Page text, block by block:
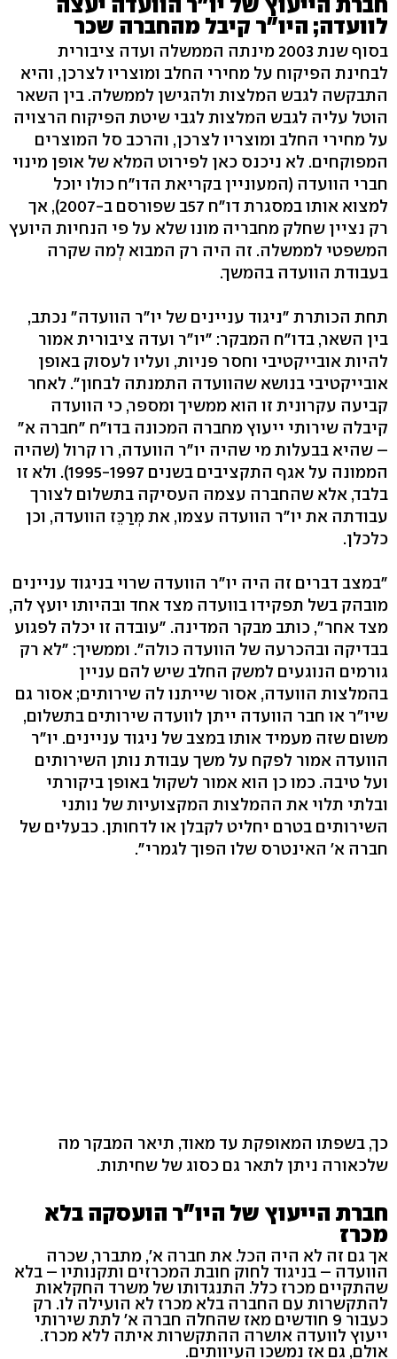
לוועדה; היו"ר קיבל מהחברה שכר
בסוף שנת 2003 מינתה הממשלה ועדה ציבורית
לבחינת הפיקוח על מחירי החלב ומוצריו לצרכן, והיא
התבקשה לגבש המלצות ולהגישן לממשלה. בין השאר
הוטל עליה לגבש המלצות לגבי שיטת הפיקוח הרצויה
על מחירי החלב ומוצריו לצרכן, והרכב סל המוצרים
המפוקחים. לא ניכנס כאן לפירוט המלא של אופן מינוי
חברי הוועדה (המעוניין בקריאת הדו"ח כולו יוכל
למצוא אותו במסגרת דו"ח 57ב שפורסם ב-2007), אך
רק נציין שחלק מחבריה מונו שלא על פי הנחיות היועץ
המשפטי לממשלה. זה היה רק המבוא לְמה שקרה
בעבודת הוועדה בהמשך.
תחת הכותרת "ניגוד עניינים של יו"ר הוועדה" נכתב,
בין השאר, בדו"ח המבקר: "יו"ר ועדה ציבורית אמור
להיות אובייקטיבי וחסר פניות, ועליו לעסוק באופן
אובייקטיבי בנושא שהוועדה התמנתה לבחון". לאחר
קביעה עקרונית זו הוא ממשיך ומספר, כי הוועדה
קיבלה שירותי ייעוץ מחברה המכונה בדו"ח "חברה א"
– שהיא בבעלות מי שהיה יו"ר הוועדה, רו קרול (שהיה
הממונה על אגף התקציבים בשנים 1995-1997). ולא זו
בלבד, אלא שהחברה עצמה העסיקה בתשלום לצורך
עבודתה את יו"ר הוועדה עצמו, את מְרַכֵּז הוועדה, וכן
כלכלן.
"במצב דברים זה היה יו"ר הוועדה שרוי בניגוד עניינים
מובהק בשל תפקידו בוועדה מצד אחד ובהיותו יועץ לה,
מצד אחר", כותב מבקר המדינה. "עובדה זו יכלה לפגוע
בבדיקה ובהכרעה של הוועדה כולה". וממשיך: "לא רק
גורמים הנוגעים למשק החלב שיש להם עניין
בהמלצות הוועדה, אסור שייתנו לה שירותים; אסור גם
שיו"ר או חבר הוועדה ייתן לוועדה שירותים בתשלום,
משום שזה מעמיד אותו במצב של ניגוד עניינים. יו"ר
הוועדה אמור לפקח על משך עבודת נותן השירותים
ועל טיבה. כמו כן הוא אמור לשקול באופן ביקורתי
ובלתי תלוי את ההמלצות המקצועיות של נותני
השירותים בטרם יחליט לקבלן או לדחותן. כבעלים של
חברה א' האינטרס שלו הפוך לגמרי".
כך, בשפתו המאופקת עד מאוד, תיאר המבקר מה
שלכאורה ניתן לתאר גם כסוג של שחיתות.
חברת הייעוץ של היו"ר הועסקה בלא
מכרז
אך גם זה לא היה הכל. את חברה א', מתברר, שכרה
הוועדה – בניגוד לחוק חובת המכרזים ותקנותיו – בלא
שהתקיים מכרז כלל. התנגדותו של משרד החקלאות
להתקשרות עם החברה בלא מכרז לא הועילה לו. רק
כעבור 9 חודשים מאז שהחלה חברה א' לתת שירותי
ייעוץ לוועדה אושרה ההתקשרות איתה ללא מכרז.
אולם, גם אז נמשכו העיוותים.